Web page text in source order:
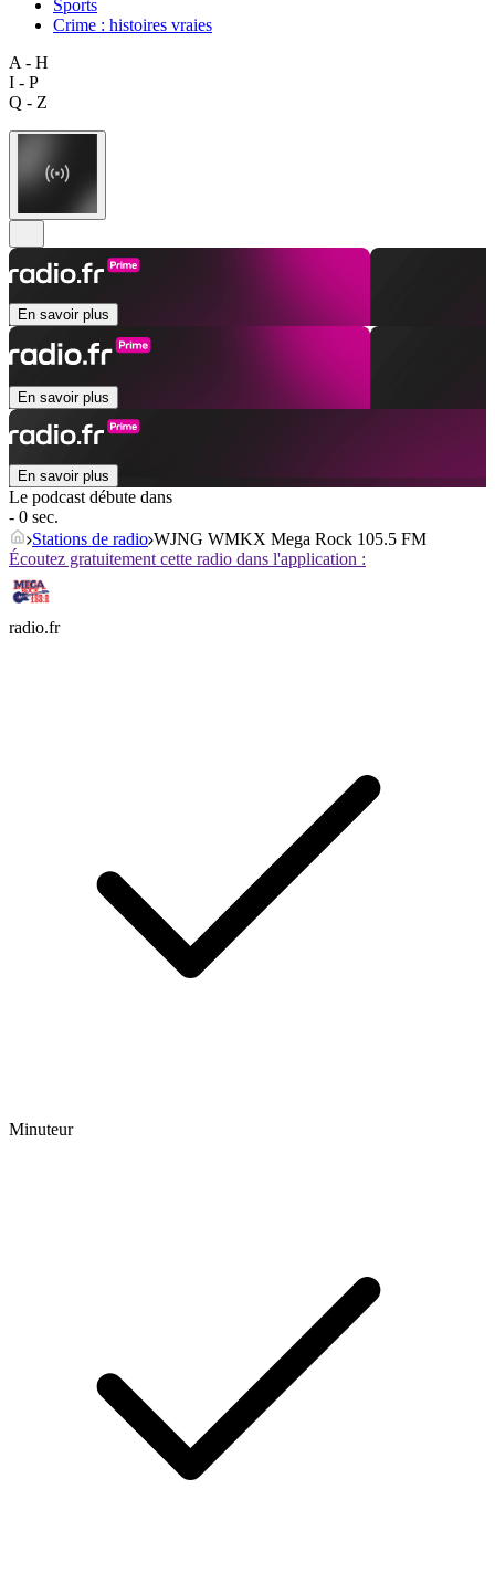
Sports
Crime : histoires vraies
A - H
I - P
Q - Z
En savoir plus
En savoir plus
En savoir plus
Le podcast débute dans
- 0 sec.
Stations de radio WJNG WMKX Mega Rock 105.5 FM
Écoutez gratuitement cette radio dans l'application :
radio.fr
Minuteur